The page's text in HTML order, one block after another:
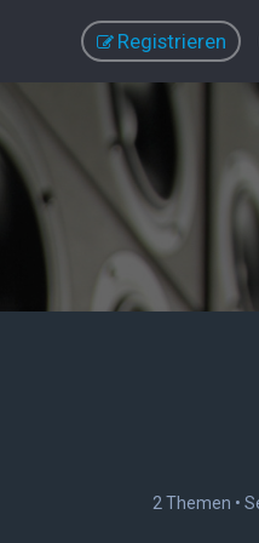
Registrieren
2 Themen •